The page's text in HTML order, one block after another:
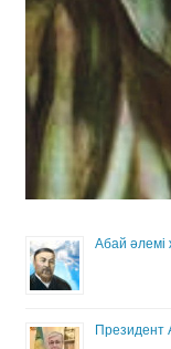
Абай әлемі
Президент